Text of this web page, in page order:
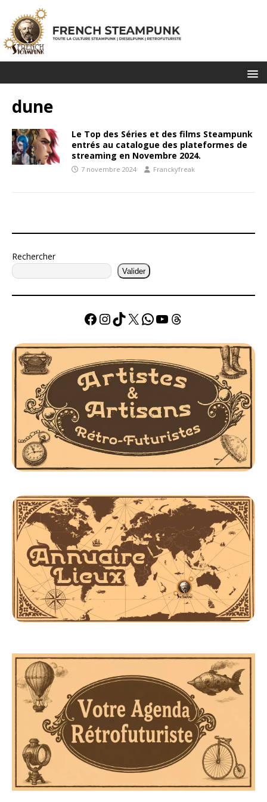
dune
Le Top des Séries et des films Steampunk
entrés au catalogue des plateformes de
streaming en Novembre 2024.
7 novembre 2024 Franckyfreak
Rechercher
Valider